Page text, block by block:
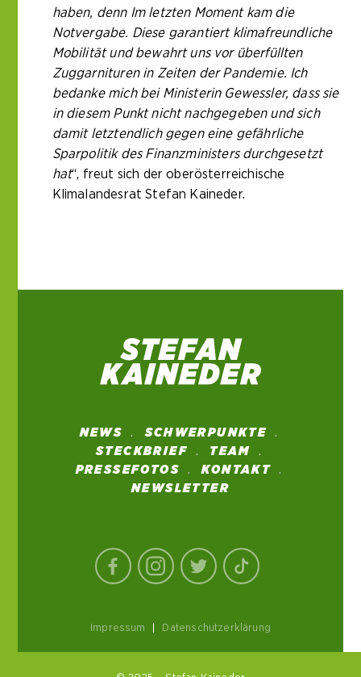
haben, denn Im letzten Moment kam die
Notvergabe. Diese garantiert klimafreundliche
Mobilität und bewahrt uns vor überfüllten
Zuggarnituren in Zeiten der Pandemie. Ich
bedanke mich bei Ministerin Gewessler, dass sie
in diesem Punkt nicht nachgegeben und sich
damit letztendlich gegen eine gefährliche
Sparpolitik des Finanzministers durchgesetzt
hat“, freut sich der oberösterreichische
Klimalandesrat Stefan Kaineder.
NEWS
SCHWERPUNKTE
STECKBRIEF
TEAM
PRESSEFOTOS
KONTAKT
NEWSLETTER
Impressum Datenschutzerklärung